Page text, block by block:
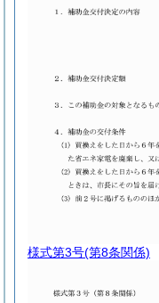
様式第3号(第8条関係)